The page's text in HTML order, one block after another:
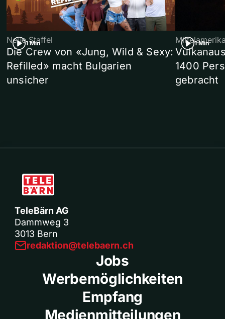
1 Min
Neue Staffel
Die Crew von «Jung, Wild & Sexy:
Refilled» macht Bulgarien
unsicher
1 Min
1400
gebracht
TeleBärn AG
Dammweg 3
3013 Bern
redaktion@telebaern.ch
Jobs
Werbemöglichkeiten
Empfang
Medienmitteilungen